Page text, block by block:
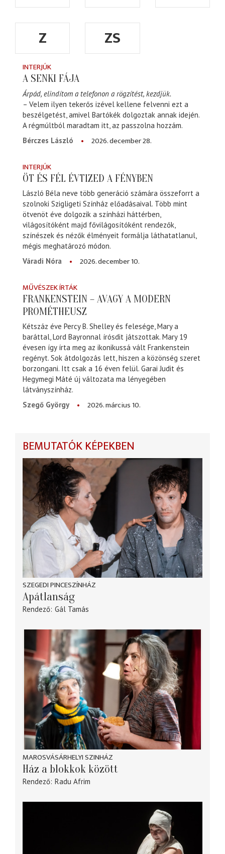
Z
ZS
INTERJÚK
A SENKI FÁJA
Árpád, elindítom a telefonon a rögzítést, kezdjük.
– Velem ilyen tekerős izével kellene felvenni ezt a
beszélgetést, amivel Bartókék dolgoztak annak idején.
A régmúltból maradtam itt, az passzolna hozzám.
Bérczes László
2026. december 28.
INTERJÚK
ÖT ÉS FÉL ÉVTIZED A FÉNYBEN
László Béla neve több generáció számára összeforrt a
szolnoki Szigligeti Színház előadásaival. Több mint
ötvenöt éve dolgozik a színházi háttérben,
világosítóként majd fővilágosítóként rendezők,
színészek és nézők élményeit formálja láthatatlanul,
mégis meghatározó módon.
Váradi Nóra
2026. december 10.
MŰVÉSZEK ÍRTÁK
FRANKENSTEIN – AVAGY A MODERN
PROMÉTHEUSZ
Kétszáz éve Percy B. Shelley és felesége, Mary a
baráttal, Lord Bayronnal írósdit játszottak. Mary 19
évesen így írta meg az ikonikussá vált Frankenstein
regényt. Sok átdolgozás lett, hiszen a közönség szeret
borzongani. Itt csak a 16 éven felül. Garai Judit és
Hegymegi Máté új változata ma lényegében
látványszínház.
Szegő György
2026. március 10.
BEMUTATÓK KÉPEKBEN
SZEGEDI PINCESZÍNHÁZ
Apátlanság
Rendező Gál Tamás
MAROSVÁSÁRHELYI SZINHÁZ
Ház a blokkok között
Rendező Radu Afrim